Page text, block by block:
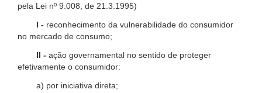
pela Lei nº 9.008, de 21.3.1995)
I - reconhecimento da vulnerabilidade do consumidor
no mercado de consumo;
II - ação governamental no sentido de proteger
efetivamente o consumidor:
a) por iniciativa direta;